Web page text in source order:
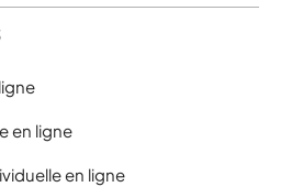
en ligne
en ligne